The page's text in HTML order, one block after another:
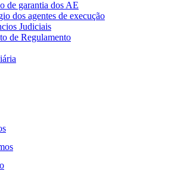
de garantia dos AE
dos agentes de execução
Judiciais
de Regulamento